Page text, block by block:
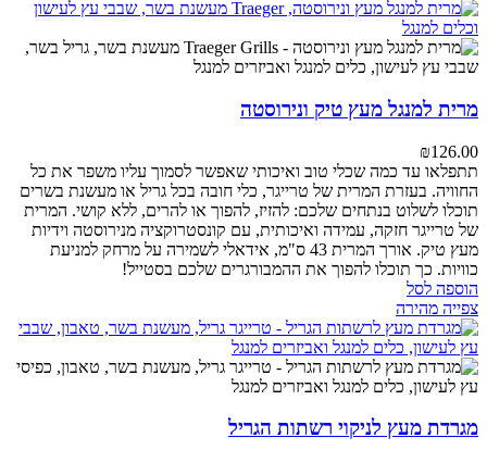
מרית למנגל מעץ טיק ונירוסטה
₪126.00
תתפלאו עד כמה שכלי טוב ואיכותי שאפשר לסמוך עליו משפר את כל
החוויה. בעזרת המרית של טרייגר, כלי חובה בכל גריל או מעשנת בשרים
תוכלו לשלוט בנתחים שלכם: להזיז, להפוך או להרים, ללא קושי. המרית
של טרייגר חזקה, עמידה ואיכותית, עם קונסטרוקציה מנירוסטה וידיות
מעץ טיק. אורך המרית 43 ס"מ, אידאלי לשמירה על מרחק למניעת
כוויות. כך תוכלו להפוך את ההמבורגרים שלכם בסטייל!
הוספה לסל
צפייה מהירה
מגרדת מעץ לניקוי רשתות הגריל